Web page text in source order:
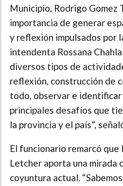
Municipio, Rodrigo Gomez
importancia de generar
y reflexión impulsados por
intendenta Rossana
diversos tipos de
reflexión, construcción de
todo, observar e identificar
principales desafíos que
la provincia y el país”,
El funcionario remarcó que
Letcher aporta una mirada
coyuntura actual.